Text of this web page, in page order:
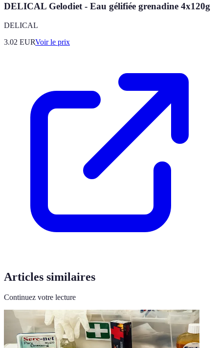
DELICAL Gelodiet - Eau gélifiée grenadine 4x120g
DELICAL
3.02 EURVoir le prix
Articles similaires
Continuez votre lecture